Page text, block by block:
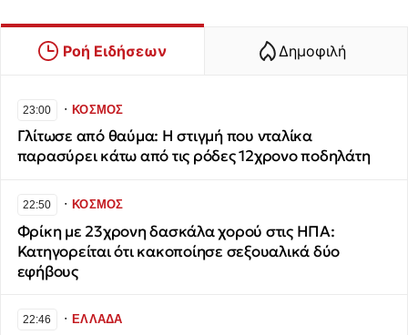
Ροή Ειδήσεων Δημοφιλή
23:00 ∙ΚΟΣΜΟΣ
Γλίτωσε από θαύμα: Η στιγμή που νταλίκα
παρασύρει κάτω από τις ρόδες 12χρονο ποδηλάτη
22:50 ∙ΚΟΣΜΟΣ
Φρίκη με 23χρονη δασκάλα χορού στις ΗΠΑ:
Κατηγορείται ότι κακοποίησε σεξουαλικά δύο
εφήβους
22:46 ∙ΕΛΛΑΔΑ